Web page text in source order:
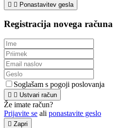
  Ponastavitev gesla
Registracija novega računa
Soglašam s pogoji poslovanja
  Ustvari račun
Že imate račun?
Prijavite se ali ponastavite geslo
 Zapri